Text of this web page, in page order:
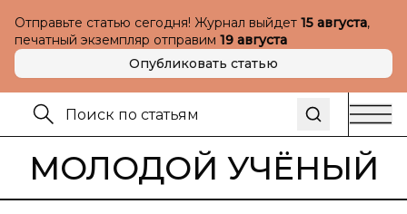
Отправьте статью сегодня! Журнал выйдет 15 августа,
печатный экземпляр отправим 19 августа
Опубликовать статью
МОЛОДОЙ УЧЁНЫЙ